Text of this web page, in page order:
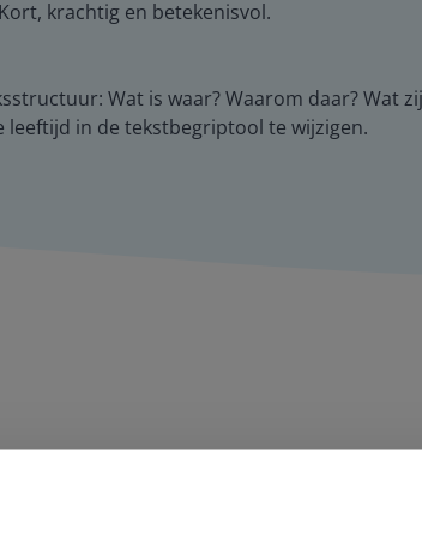
krachtig en betekenisvol.
Wat is waar? Waarom daar? Wat
leeftijd in de tekstbegriptool te wijzigen.
pluspunt van Gynzy. Datzelfde geldt voor
niets ter verbetering noemen.